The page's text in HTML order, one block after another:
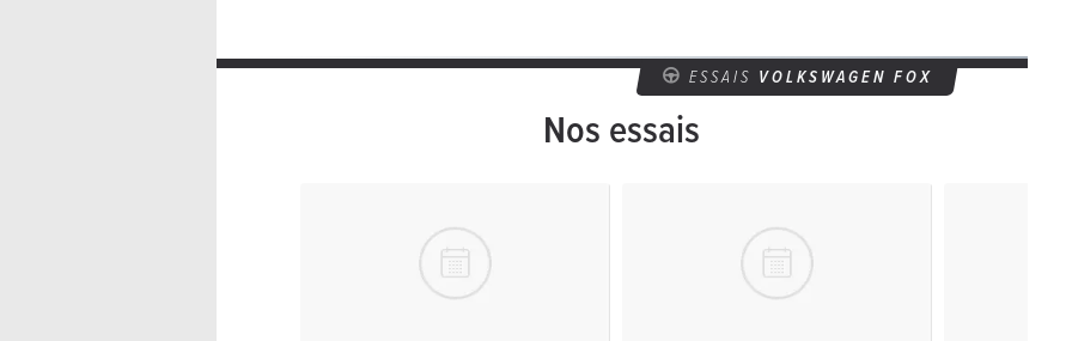
ESSAIS VOLKSWAGEN FOX
Nos essais